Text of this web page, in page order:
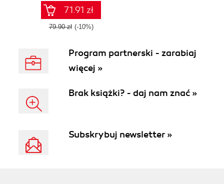
71.91 zł
79.90 zł (-10%)
Program partnerski - zarabiaj
więcej »
Brak książki? - daj nam znać »
Subskrybuj newsletter »